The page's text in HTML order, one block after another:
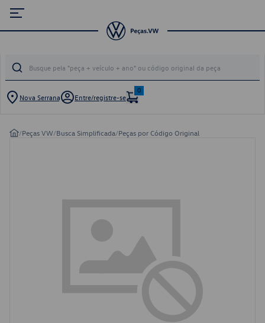
Nova Serrana Entre/registre-se
0
/Peças VW/Busca Simplificada/Peças por Código Original